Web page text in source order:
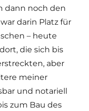
dann noch den
darin Platz für
– heute
die sich bis
aber
meiner
und notariell
zum Bau des